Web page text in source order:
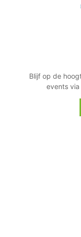
Blijf op de
events